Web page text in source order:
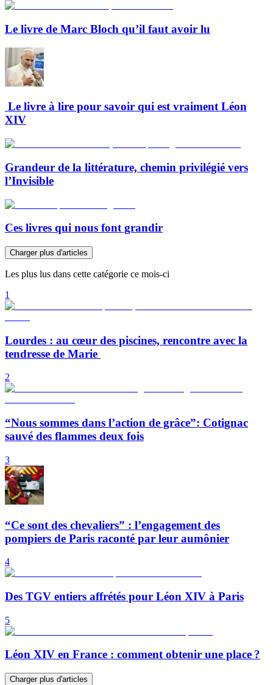
Le livre de Marc Bloch qu’il faut avoir lu
Le livre à lire pour savoir qui est vraiment Léon
XIV
Grandeur de la littérature, chemin privilégié vers
l’Invisible
Ces livres qui nous font grandir
Charger plus d'articles
Les plus lus dans cette catégorie ce mois-ci
1
Lourdes : au cœur des piscines, rencontre avec la
tendresse de Marie
2
“Nous sommes dans l’action de grâce”: Cotignac
sauvé des flammes deux fois
3
“Ce sont des chevaliers” : l’engagement des
pompiers de Paris raconté par leur aumônier
4
Des TGV entiers affrétés pour Léon XIV à Paris
5
Léon XIV en France : comment obtenir une place ?
Charger plus d'articles